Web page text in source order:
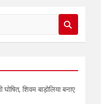
घोषित, शिवम बाड़ोलिया बनाए